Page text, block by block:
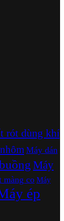
rót dùng khí
Máy dán
Máy
màng co Máy
ép